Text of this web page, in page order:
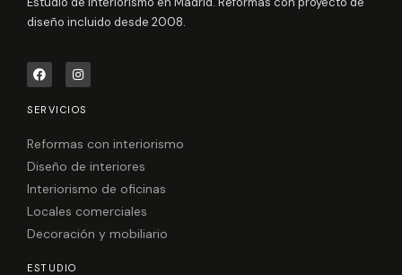
diseño incluido desde 2008.
F
a
c
e
b
o
I
n
s
t
a
r
m
SERVICIOS
Reformas con interiorismo
Diseño de interiores
Interiorismo de oficinas
Locales comerciales
Decoración y mobiliario
ESTUDIO